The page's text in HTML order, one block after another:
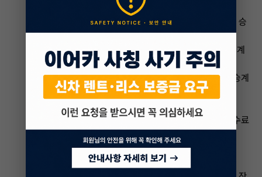
* **리스 계약자 사망 시:** 사망일로부터 3개월 이내에 승
계 시
* **리스 계약자 결혼 시:** 결혼일로부터 1년 이내에 승계
* **리스 계약자 군 입대 시:** 입영통지서를 첨부하여 승계
승계수수료 면제에 해당하는 경우에는 리스사에 승계수수료